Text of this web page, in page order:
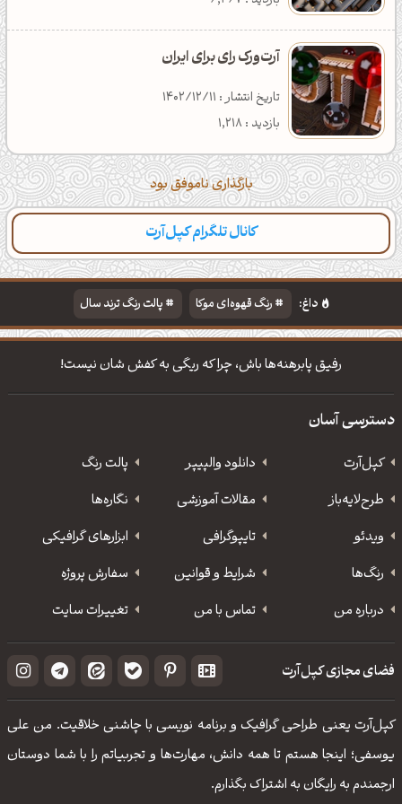
آرت‌ورک رای برای ایران
تاریخ انتشار : 1402/12/11
بازدید : 1,218
بارگذاری ناموفق بود
کانال تلگرام کپل‌آرت
داغ: رنگ قهوه‌ای موکا
پالت رنگ ترند سال
دانلود والپیپر مذهبی
تایپوگرافی شعر مولانا
رفیق پابرهنه‌ها باش، چرا که ریگی به کفش شان نیست!
دسترسی آسان
کپل‌آرت دانلود‌ والپیپر
پالت رنگ
طرح‌لایه‌باز
مقالات آموزشی
نگاره‌ها
ویدئو
‌تایپوگرافی
ابزارهای گرافیکی
رنگ‌ها
شرایط و قوانین
سفارش پروژه
درباره من
تماس با من تغییرات سایت
فضای مجازی کپل‌آرت
کپل‌آرت یعنی طراحی گرافیک و برنامه نویسی با چاشنی خلاقیت. من علی
یوسفی؛ اینجا هستم تا همه دانش، مهارت‌‌ها و تجربیاتم را با شما دوستان
ارجمندم به رایگان به اشتراک بگذارم.